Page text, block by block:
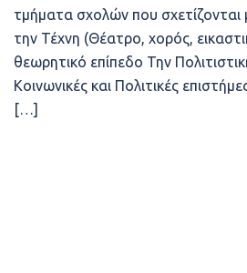
τμήματα σχολών που σχετίζονται
την Τέχνη (Θέατρο, χορός,
θεωρητικό επίπεδο Την
Κοινωνικές και Πολιτικές
[…]